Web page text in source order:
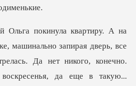
машинально запирая дверь, все
Да нет никого